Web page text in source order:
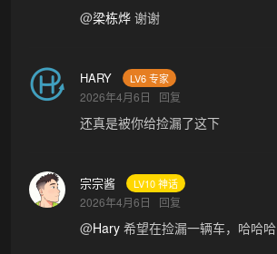
@梁栋烨 谢谢
HARY LV6 专家
2026年4月6日 回复
还真是被你给捡漏了这下
宗宗酱 LV10 神话
2026年4月6日 回复
@Hary 希望在捡漏一辆车，哈哈哈